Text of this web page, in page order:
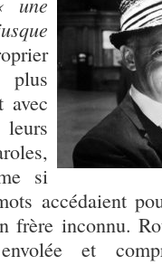
plus
avec
si
accédaient
frère inconnu.
et